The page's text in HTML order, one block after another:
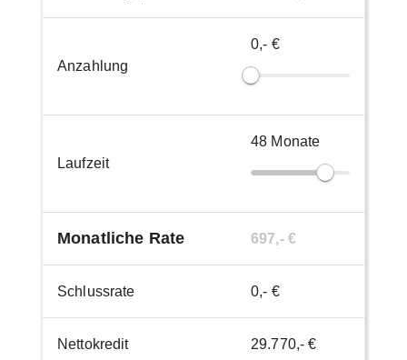
Anzahlung
0,- €
Laufzeit
48 Monate
Monatliche Rate 697,- €
Schlussrate 0,- €
Nettokredit 29.770,- €